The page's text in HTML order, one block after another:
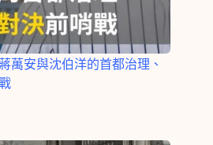
萬安與沈伯洋的首都治理、